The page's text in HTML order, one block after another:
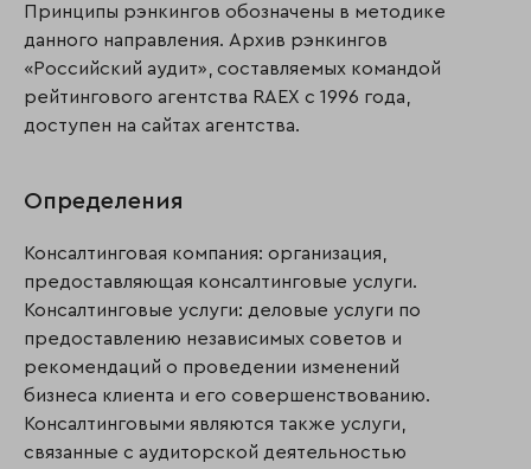
Принципы рэнкингов обозначены в методике
данного направления. Архив рэнкингов
«Российский аудит», составляемых командой
рейтингового агентства RAEX с 1996 года,
доступен на сайтах агентства.
Определения
Консалтинговая компания: организация,
предоставляющая консалтинговые услуги.
Консалтинговые услуги: деловые услуги по
предоставлению независимых советов и
рекомендаций о проведении изменений
бизнеса клиента и его совершенствованию.
Консалтинговыми являются также услуги,
связанные с аудиторской деятельностью